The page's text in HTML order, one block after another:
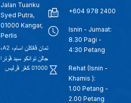
Jalan Tuanku
Syed Putra,
01000 Kangar,
Perlis
+604 978 2400
Isnin - Jumaat:
8.30 Pagi -
4:30 Petang
Rehat (Isnin -
Khamis ):
1.00 Petang -
2.00 Petang